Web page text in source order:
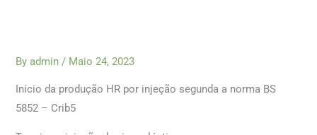
By admin/ Maio 24, 2023
Início da produção HR por injeção segunda a norma BS
5852 – Crib5